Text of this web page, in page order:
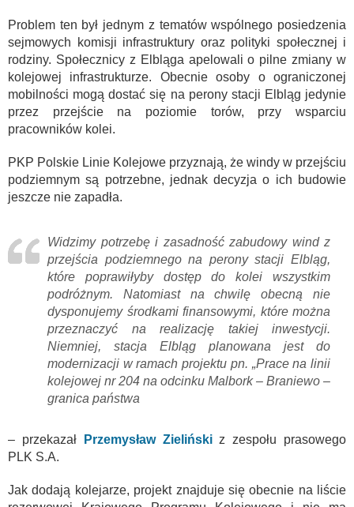
Problem ten był jednym z tematów wspólnego posiedzenia
sejmowych komisji infrastruktury oraz polityki społecznej i
rodziny. Społecznicy z Elbląga apelowali o pilne zmiany w
kolejowej infrastrukturze. Obecnie osoby o ograniczonej
mobilności mogą dostać się na perony stacji Elbląg jedynie
przez przejście na poziomie torów, przy wsparciu
pracowników kolei.
PKP Polskie Linie Kolejowe przyznają, że windy w przejściu
podziemnym są potrzebne, jednak decyzja o ich budowie
jeszcze nie zapadła.
Widzimy potrzebę i zasadność zabudowy wind z
przejścia podziemnego na perony stacji Elbląg,
które poprawiłyby dostęp do kolei wszystkim
podróżnym. Natomiast na chwilę obecną nie
dysponujemy środkami finansowymi, które można
przeznaczyć na realizację takiej inwestycji.
Niemniej, stacja Elbląg planowana jest do
modernizacji w ramach projektu pn. „Prace na linii
kolejowej nr 204 na odcinku Malbork – Braniewo –
granica państwa
– przekazał Przemysław Zieliński z zespołu prasowego
PLK S.A.
Jak dodają kolejarze, projekt znajduje się obecnie na liście